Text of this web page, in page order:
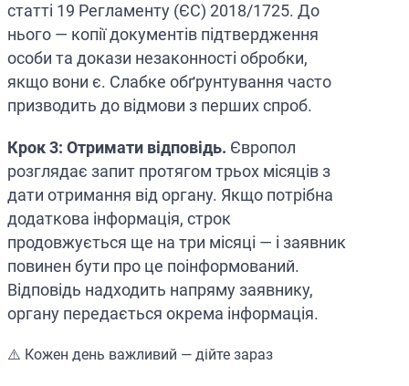
статті 19 Регламенту (ЄС) 2018/1725. До
нього — копії документів підтвердження
особи та докази незаконності обробки,
якщо вони є. Слабке обґрунтування часто
призводить до відмови з перших спроб.
Крок 3: Отримати відповідь. Європол
розглядає запит протягом трьох місяців з
дати отримання від органу. Якщо потрібна
додаткова інформація, строк
продовжується ще на три місяці — і заявник
повинен бути про це поінформований.
Відповідь надходить напряму заявнику,
органу передається окрема інформація.
⚠️ Кожен день важливий — дійте зараз